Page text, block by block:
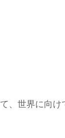
、世界に向け